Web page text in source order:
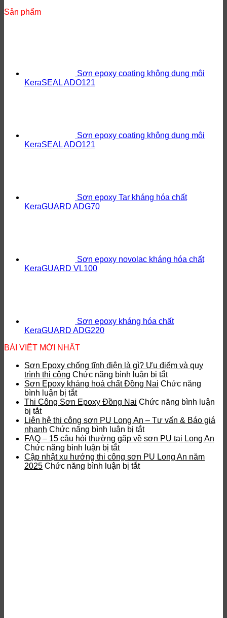
Sản phẩm
Sơn epoxy coating không dung môi
KeraSEAL ADO121
Sơn epoxy coating không dung môi
KeraSEAL ADO121
Sơn epoxy Tar kháng hóa chất
KeraGUARD ADG70
Sơn epoxy novolac kháng hóa chất
KeraGUARD VL100
Sơn epoxy kháng hóa chất
KeraGUARD ADG220
BÀI VIẾT MỚI NHẤT
Sơn Epoxy chống tĩnh điện là gì? Ưu điểm và quy
trình thi công Chức năng bình luận bị tắtở
Sơn
chống
điện
gì?
điểm
Sơn Epoxy kháng hoá chất Đồng Nai Chức năng
bình luận bị tắtở
Sơn
kháng
hoá
chất
Đồng
Nai
Thi Công Sơn Epoxy Đồng Nai Chức năng bình luận
bị tắtở
Thi
Công
Sơn
Epoxy
Đồng
Nai
Liên hệ thi công sơn PU Long An – Tư vấn & Báo giá
nhanh Chức năng bình luận bị tắtở
Liên
thi
FAQ – 15 câu hỏi thường gặp về sơn PU tại Long An
Chức năng bình luận bị tắtở
FAQ
–
Cập nhật xu hướng thi công sơn PU Long An năm
2025 Chức năng bình luận bị tắtở